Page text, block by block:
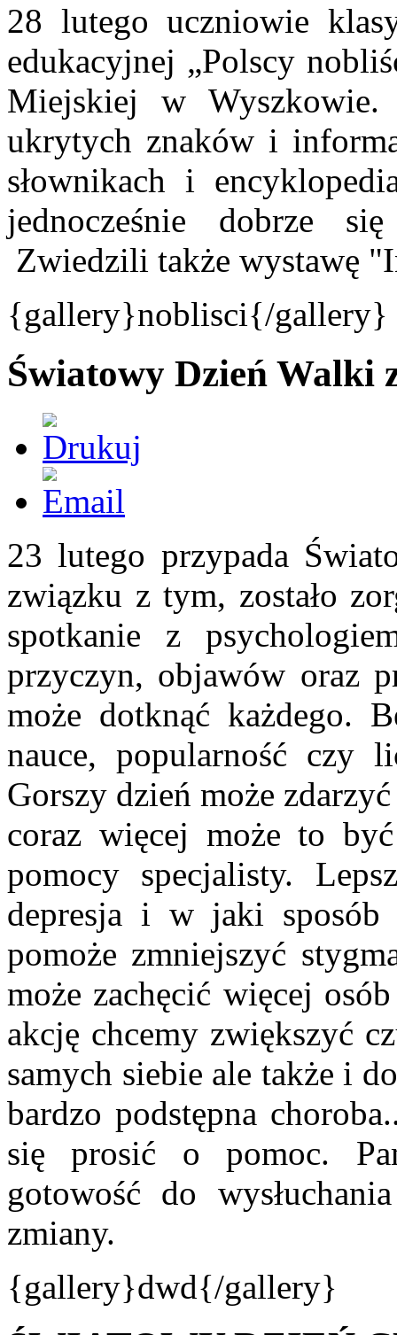
28 lutego uczniowie
edukacyjnej „Polscy
Miejskiej w Wyszkowie.
ukrytych znaków i
słownikach i
jednocześnie dobrze
Zwiedzili także wystawę
{gallery}noblisci{/gallery}
Światowy Dzień Walki
23 lutego przypada
związku z tym, zostało
spotkanie z
przyczyn, objawów oraz
może dotknąć każdego.
nauce, popularność czy
Gorszy dzień może
coraz więcej może to
pomocy specjalisty.
depresja i w jaki sposób
pomoże zmniejszyć
może zachęcić więcej
akcję chcemy zwiększyć
samych siebie ale także i
bardzo podstępna
się prosić o pomoc.
gotowość do
zmiany.
{gallery}dwd{/gallery}